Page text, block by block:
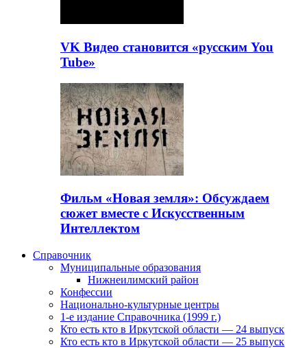
VK Видео становится «русским You
Tube»
Фильм «Новая земля»: Обсуждаем
сюжет вместе с Искусственным
Интеллектом
Справочник
Муниципальные образования
Нижнеилимский район
Конфессии
Национально-культурные центры
1-е издание Справочника (1999 г.)
Кто есть кто в Иркутской области — 24 выпуск
Кто есть кто в Иркутской области — 25 выпуск